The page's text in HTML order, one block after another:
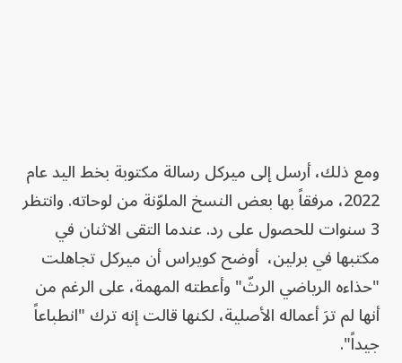
ومع ذلك، أرسل إلى ميركل رسالة مكتوبة بخط اليد عام
2022، مرفقاً بها بعض النسخ الملوّنة من لوحاته. وانتظر
3 سنوات للحصول على رد. عندما التقى الاثنان في
مكتبها في برلين، أوضح كويراس أن ميركل تجاهلت
"حذاءه الرياضي الرثّ" وأعطته المهمة، على الرغم من
أنها لم ترَ أعماله الأصلية، لكنها قالت إنه ترك "انطباعاً
جيداً".